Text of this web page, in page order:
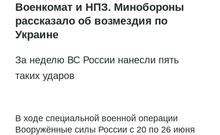
Военкомат и НПЗ. Минобороны
рассказало об возмездия по
Украине
За неделю ВС России нанесли пять
таких ударов
В ходе специальной военной операции
Вооружённые силы России с 20 по 26 июня